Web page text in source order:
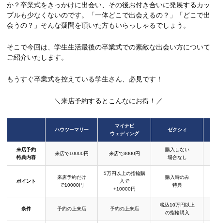
か？卒業式をきっかけに出会い、その後お付き合いに発展するカッ
プルも少なくないのです。「一体どこで出会えるの？」「どこで出
会うの？」そんな疑問を頂いた方もいらっしゃるでしょう。
そこで今回は、学生生活最後の卒業式での素敵な出会い方について
ご紹介いたします。
もうすぐ卒業式を控えている学生さん、必見です！
＼来店予約するとこんなにお得！／
ハウツーマリー
マイナビ
ウェディング
ゼクシィ
来店予約
特典内容
来店で10000円 来店で3000円
購入しない
場合なし
ポイント
来店予約だけ
で10000円
5万円以上の指輪購
入で
+10000円
購入時のみ
特典
条件 予約の上来店 予約の上来店
税込10万円以上
の指輪購入